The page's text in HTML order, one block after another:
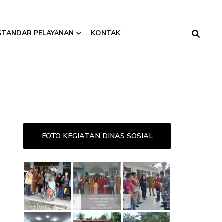
PELAYANAN
Panti
Pengadopsian Anak
KONTAK
FOTO KEGIATAN DINAS SOSIAL